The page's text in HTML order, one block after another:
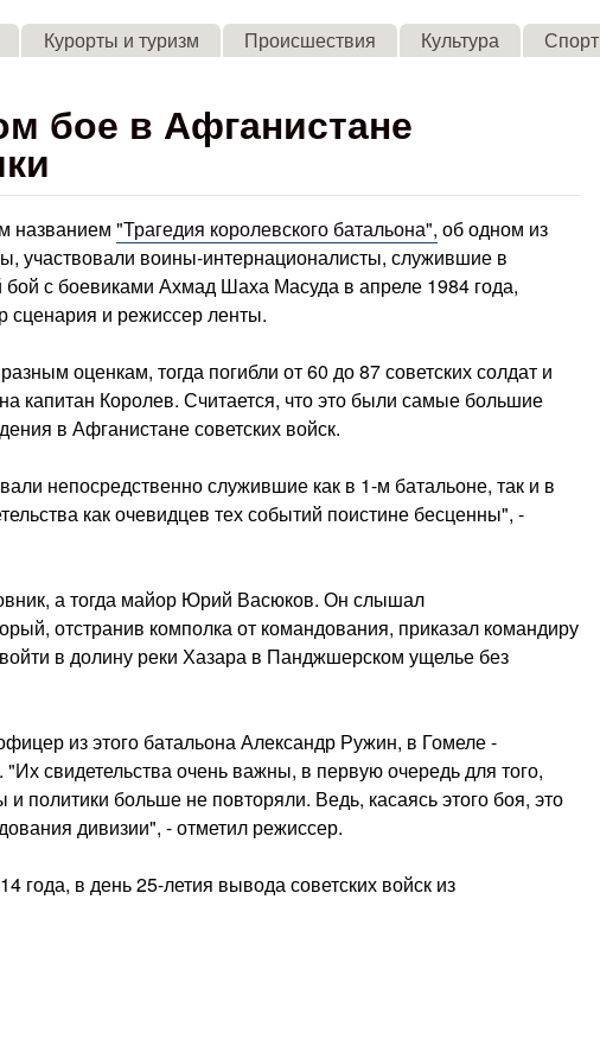
Skip to main content
Курорты и туризм Происшествия Культура Спорт
бое в Афганистане
названием "Трагедия королевского батальона", об одном из
участвовали воины-интернационалисты, служившие в
с боевиками Ахмад Шаха Масуда в апреле 1984 года,
сценария и режиссер ленты.
оценкам, тогда погибли от 60 до 87 советских солдат и
капитан Королев. Считается, что это были самые большие
в Афганистане советских войск.
непосредственно служившие как в 1-м батальоне, так и в
как очевидцев тех событий поистине бесценны", -
а тогда майор Юрий Васюков. Он слышал
отстранив комполка от командования, приказал командиру
в долину реки Хазара в Панджшерском ущелье без
из этого батальона Александр Ружин, в Гомеле -
свидетельства очень важны, в первую очередь для того,
политики больше не повторяли. Ведь, касаясь этого боя, это
дивизии", - отметил режиссер.
в день 25-летия вывода советских войск из